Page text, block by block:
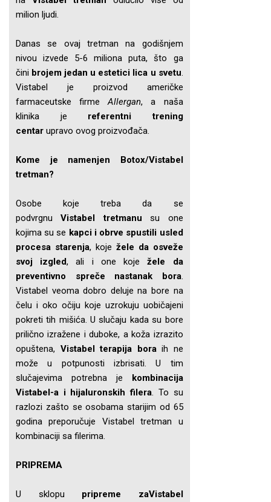
milion ljudi.
Danas se ovaj tretman na godišnjem
nivou izvede 5-6 miliona puta, što ga
čini brojem jedan u estetici lica u svetu.
Vistabel je proizvod američke
farmaceutske firmeAllergan, a naša
klinika je referentni trening
centar upravo ovog proizvođača.
Kome je namenjen Botox/Vistabel
tretman?
Osobe koje treba da se
podvrgnuVistabel tretmanu su one
kojima su se kapci i obrve spustili usled
procesa starenja, koje žele da osveže
svoj izgled, ali i one koježele da
preventivno spreče nastanak bora.
Vistabel veoma dobro deluje na bore na
čelu i oko očiju koje uzrokuju uobičajeni
pokreti tih mišića. U slučaju kada su bore
prilično izražene i duboke, a koža izrazito
opuštena, Vistabel terapija boraih ne
može u potpunosti izbrisati. U tim
slučajevima potrebna je kombinacija
Vistabel-a i hijaluronskih filera. To su
razlozi zašto se osobama starijim od 65
godina preporučuje Vistabel tretman u
kombinaciji sa filerima.
PRIPREMA
U sklopu pripreme zaVistabel